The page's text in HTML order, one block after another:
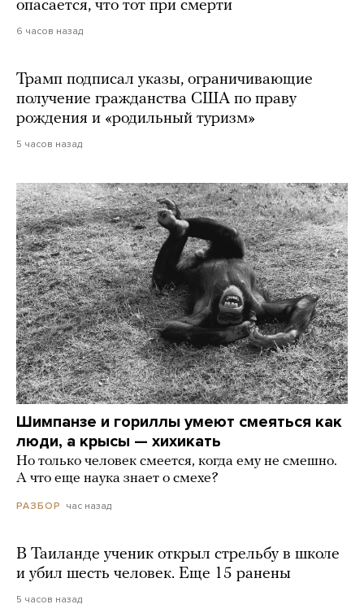
опасается, что тот при смерти
6 часов назад
Трамп подписал указы, ограничивающие
получение гражданства США по праву
рождения и «родильный туризм»
5 часов назад
Шимпанзе и гориллы умеют смеяться как
люди, а крысы — хихикать
Но только человек смеется, когда ему не смешно.
А что еще наука знает о смехе?
РАЗБОР час назад
В Таиланде ученик открыл стрельбу в школе
и убил шесть человек. Еще 15 ранены
5 часов назад